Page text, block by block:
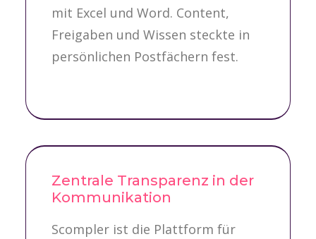
mit Excel und Word. Content,
Freigaben und Wissen steckte in
persönlichen Postfächern fest.
Zentrale Transparenz in der
Kommunikation
Scompler ist die Plattform für